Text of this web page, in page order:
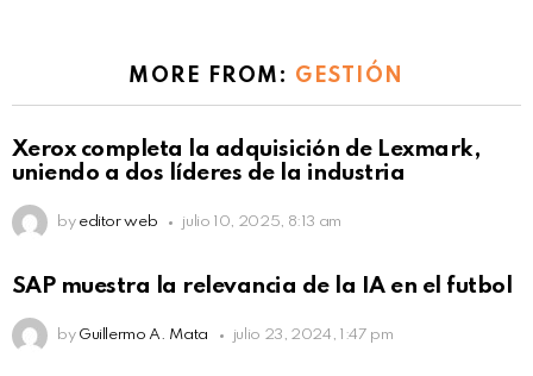
MORE FROM: GESTIÓN
Xerox completa la adquisición de Lexmark,
uniendo a dos líderes de la industria
by editor web julio 10, 2025, 8:13 am
SAP muestra la relevancia de la IA en el futbol
by Guillermo A. Mata julio 23, 2024, 1:47 pm